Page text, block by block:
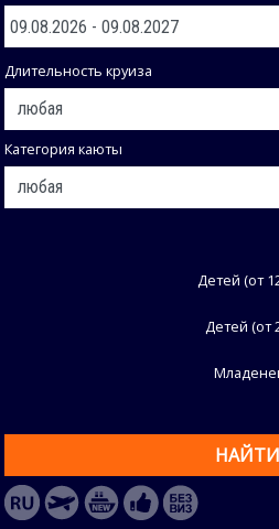
Длительность круиза
Категория каюты
Детей (от
Детей (от
НАЙТИ